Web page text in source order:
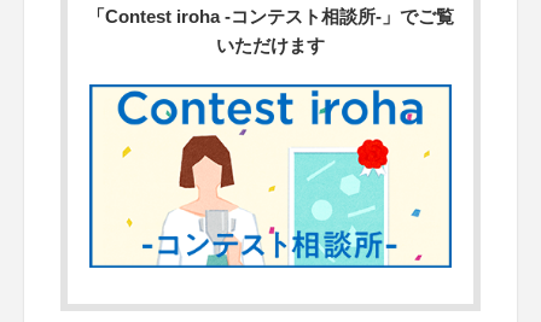
「Contest iroha -コンテスト相談所-」でご覧
いただけます